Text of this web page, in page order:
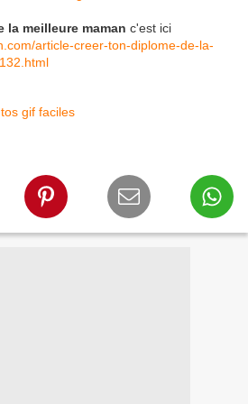
la meilleure maman c'est ici
article-creer-ton-diplome-de-la-
gif faciles